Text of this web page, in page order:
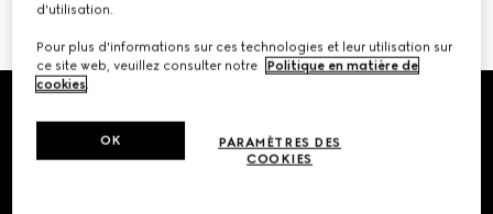
Footer
NOS BOUTIQUES
d'utilisation.
Pour plus d'informations sur ces technologies et leur utilisation sur
ce site web, veuillez consulter notre
Politique en matière de
cookies.
PARAMÈTRES DES
COOKIES
OK